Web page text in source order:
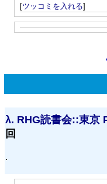
[ツッコミを入れる]
λ. RHG読書会::東
回
.